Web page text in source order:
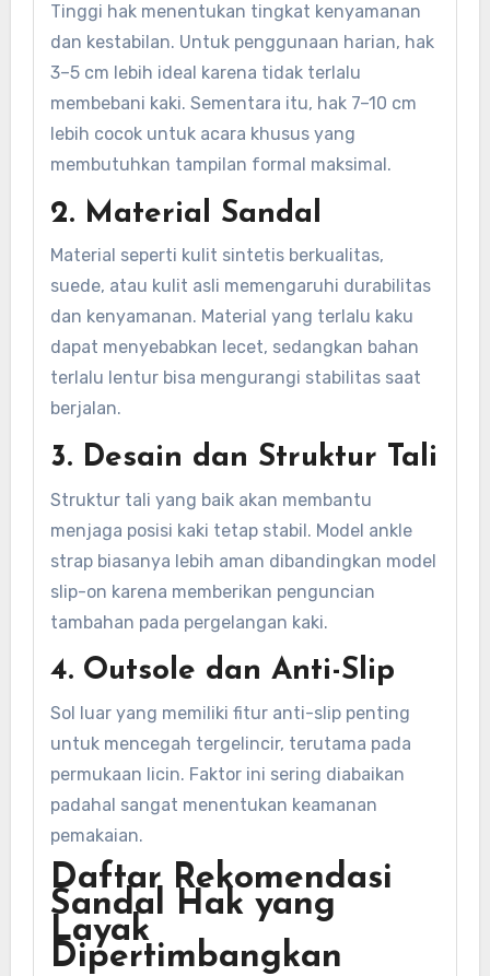
Tinggi hak menentukan tingkat kenyamanan
dan kestabilan. Untuk penggunaan harian, hak
3–5 cm lebih ideal karena tidak terlalu
membebani kaki. Sementara itu, hak 7–10 cm
lebih cocok untuk acara khusus yang
membutuhkan tampilan formal maksimal.
2. Material Sandal
Material seperti kulit sintetis berkualitas,
suede, atau kulit asli memengaruhi durabilitas
dan kenyamanan. Material yang terlalu kaku
dapat menyebabkan lecet, sedangkan bahan
terlalu lentur bisa mengurangi stabilitas saat
berjalan.
3. Desain dan Struktur Tali
Struktur tali yang baik akan membantu
menjaga posisi kaki tetap stabil. Model ankle
strap biasanya lebih aman dibandingkan model
slip-on karena memberikan penguncian
tambahan pada pergelangan kaki.
4. Outsole dan Anti-Slip
Sol luar yang memiliki fitur anti-slip penting
untuk mencegah tergelincir, terutama pada
permukaan licin. Faktor ini sering diabaikan
padahal sangat menentukan keamanan
pemakaian.
Daftar Rekomendasi
Sandal Hak yang
Layak
Dipertimbangkan